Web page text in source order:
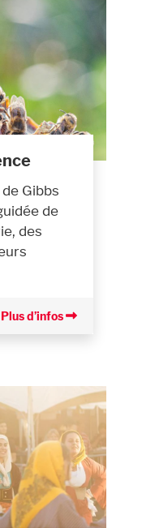
Gibbs
de
des
Plus d’infos